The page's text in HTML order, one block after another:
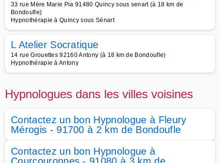
33 rue Mère Marie Pia 91480 Quincy sous senart (à 18 km de
Bondoufle)
Hypnothérapie à Quincy sous Sénart
L Atelier Socratique
14 rue Grouettes 92160 Antony (à 18 km de Bondoufle)
Hypnothérapie à Antony
Hypnologues dans les villes voisines
Contactez un bon Hypnologue à Fleury
Mérogis - 91700 à 2 km de Bondoufle
Contactez un bon Hypnologue à